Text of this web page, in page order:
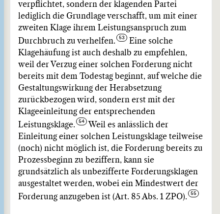
verpflichtet, sondern der klagenden Partei
lediglich die Grundlage verschafft, um mit einer
zweiten Klage ihrem Leistungsanspruch zum
Durchbruch zu verhelfen.
Eine solche
Klagehäufung ist auch deshalb zu empfehlen,
weil der Verzug einer solchen Forderung nicht
bereits mit dem Todestag beginnt, auf welche die
Gestaltungswirkung der Herabsetzung
zurückbezogen wird, sondern erst mit der
Klageeinleitung der entsprechenden
Leistungsklage.
Weil es anlässlich der
Einleitung einer solchen Leistungsklage teilweise
(noch) nicht möglich ist, die Forderung bereits zu
Prozessbeginn zu beziffern, kann sie
grundsätzlich als unbezifferte Forderungsklagen
ausgestaltet werden, wobei ein Mindestwert der
Forderung anzugeben ist (Art. 85 Abs. 1 ZPO).